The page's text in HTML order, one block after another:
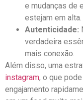
e mudanças ‍de
estejam em alta.
Autenticidade:
verdadeira
mais conexão.
Além ⁢disso, uma⁢
instagram,⁣ o que
⁢engajamento